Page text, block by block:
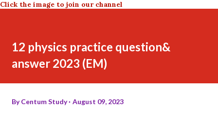
Click the image to join our channel
12 physics practice question&
answer 2023 (EM)
ByCentum Study August 09, 2023